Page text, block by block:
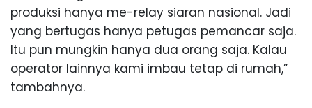
produksi hanya me-relay siaran nasional. Jadi
yang bertugas hanya petugas pemancar saja.
Itu pun mungkin hanya dua orang saja. Kalau
operator lainnya kami imbau tetap di rumah,”
tambahnya.